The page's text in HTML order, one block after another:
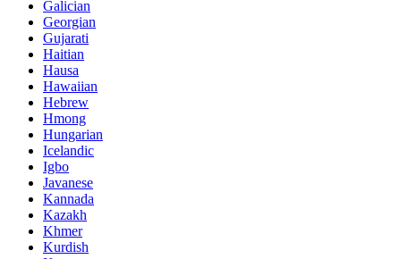
Galician
Georgian
Gujarati
Haitian
Hausa
Hawaiian
Hebrew
Hmong
Hungarian
Icelandic
Igbo
Javanese
Kannada
Kazakh
Khmer
Kurdish